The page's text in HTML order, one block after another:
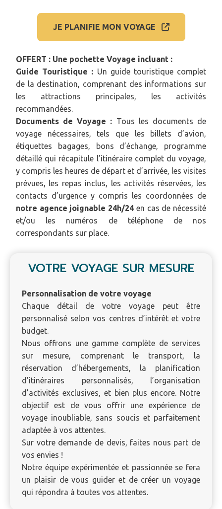
JE PLANIFIE MON VOYAGE
OFFERT : Une pochette Voyage incluant :
Guide Touristique : Un guide touristique complet
de la destination, comprenant des informations sur
les attractions principales, les activités
recommandées.
Documents de Voyage : Tous les documents de
voyage nécessaires, tels que les billets d’avion,
étiquettes bagages, bons d’échange, programme
détaillé qui récapitule l’itinéraire complet du voyage,
y compris les heures de départ et d’arrivée, les visites
prévues, les repas inclus, les activités réservées, les
contacts d’urgence y compris les coordonnées de
notre agence joignable 24h/24 en cas de nécessité
et/ou les numéros de téléphone de nos
correspondants sur place.
VOTRE VOYAGE SUR MESURE
Personnalisation de votre voyage
Chaque détail de votre voyage peut être
personnalisé selon vos centres d’intérêt et votre
budget.
Nous offrons une gamme complète de services
sur mesure, comprenant le transport, la
réservation d’hébergements, la planification
d’itinéraires personnalisés, l’organisation
d’activités exclusives, et bien plus encore. Notre
objectif est de vous offrir une expérience de
voyage inoubliable, sans soucis et parfaitement
adaptée à vos attentes.
Sur votre demande de devis, faites nous part de
vos envies !
Notre équipe expérimentée et passionnée se fera
un plaisir de vous guider et de créer un voyage
qui répondra à toutes vos attentes.